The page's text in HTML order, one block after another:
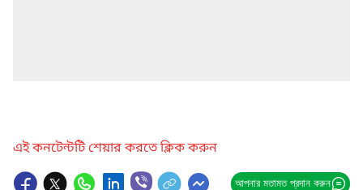
এই কনটেন্টটি শেয়ার করতে ক্লিক করুন
আপনার মতামত প্রদান করুন